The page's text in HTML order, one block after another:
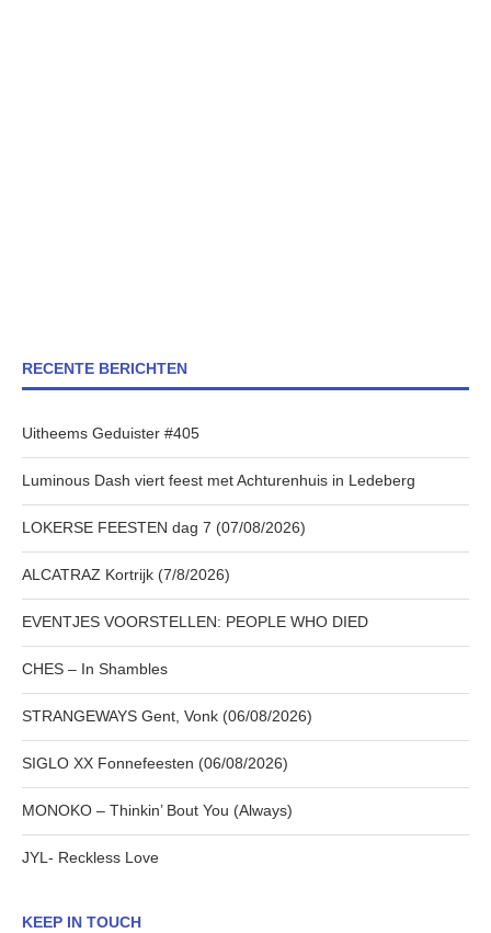
RECENTE BERICHTEN
Uitheems Geduister #405
Luminous Dash viert feest met Achturenhuis in Ledeberg
LOKERSE FEESTEN dag 7 (07/08/2026)
ALCATRAZ Kortrijk (7/8/2026)
EVENTJES VOORSTELLEN: PEOPLE WHO DIED
CHES – In Shambles
STRANGEWAYS Gent, Vonk (06/08/2026)
SIGLO XX Fonnefeesten (06/08/2026)
MONOKO – Thinkin’ Bout You (Always)
JYL- Reckless Love
KEEP IN TOUCH